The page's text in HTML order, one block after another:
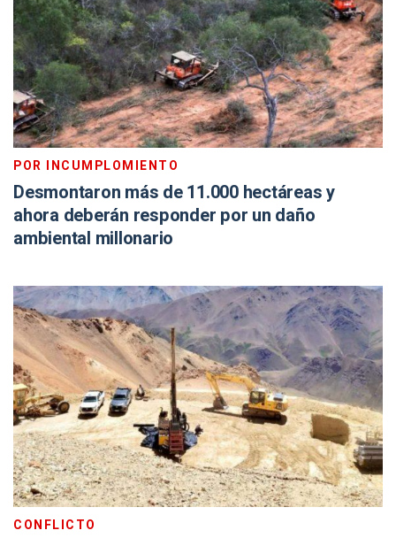
POR INCUMPLOMIENTO
Desmontaron más de 11.000 hectáreas y
ahora deberán responder por un daño
ambiental millonario
CONFLICTO